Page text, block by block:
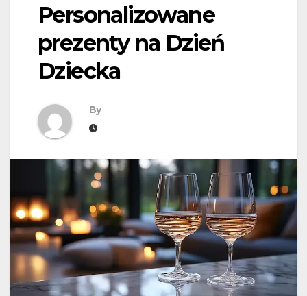
Personalizowane
prezenty na Dzień
Dziecka
By